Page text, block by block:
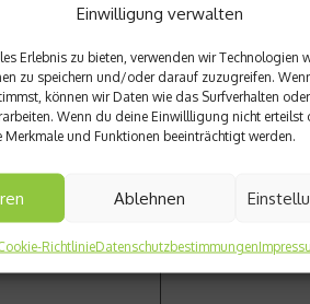
Einwilligung verwalten
Erlebnis zu bieten, verwenden wir Technologien
zu speichern und/oder darauf zuzugreifen.
können wir Daten wie das Surfverhalten
Wenn du deine Einwillligung nicht erteilst
Merkmale und Funktionen beeinträchtigt werden.
Ablehnen
RichtlinieDatenschutzbestimmungen
Nächster Beitrag
„Blackpool